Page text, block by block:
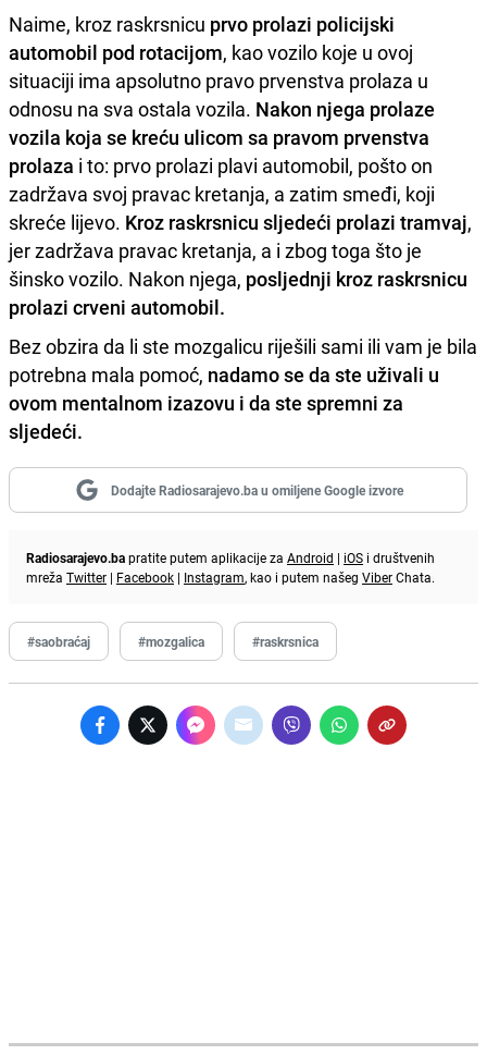
Naime, kroz raskrsnicu prvo prolazi policijski
automobil pod rotacijom, kao vozilo koje u ovoj
situaciji ima apsolutno pravo prvenstva prolaza u
odnosu na sva ostala vozila. Nakon njega prolaze
vozila koja se kreću ulicom sa pravom prvenstva
prolaza i to: prvo prolazi plavi automobil, pošto on
zadržava svoj pravac kretanja, a zatim smeđi, koji
skreće lijevo. Kroz raskrsnicu sljedeći prolazi tramvaj,
jer zadržava pravac kretanja, a i zbog toga što je
šinsko vozilo. Nakon njega, posljednji kroz raskrsnicu
prolazi crveni automobil.
Bez obzira da li ste mozgalicu riješili sami ili vam je bila
potrebna mala pomoć, nadamo se da ste uživali u
ovom mentalnom izazovu i da ste spremni za
sljedeći.
Dodajte Radiosarajevo.ba u omiljene Google izvore
Radiosarajevo.bapratite putem aplikacije za Android | iOS i društvenih
mreža Twitter | Facebook | Instagram, kao i putem našeg ViberChata.
#saobraćaj #mozgalica #raskrsnica